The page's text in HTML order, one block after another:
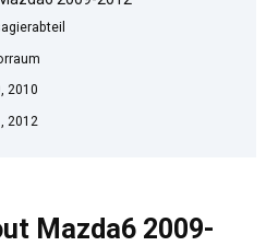
2010
2012
Mazda6 2009-